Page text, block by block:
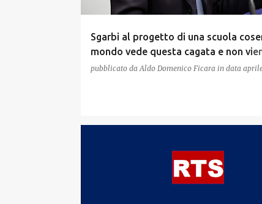
Sgarbi al progetto di una scuola
mondo vede questa cagata e non
Calabria
pubblicato da Aldo Domenico Ficara in data